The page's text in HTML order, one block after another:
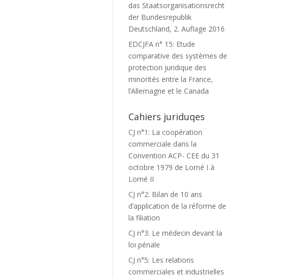
das Staatsorganisationsrecht
der Bundesrepublik
Deutschland, 2. Auflage 2016
EDCJFA n° 15: Etude
comparative des systèmes de
protection juridique des
minorités entre la France,
l’Allemagne et le Canada
Cahiers juriduqes
CJ n°1: La coopération
commerciale dans la
Convention ACP- CEE du 31
octobre 1979 de Lomé I à
Lomé II
CJ n°2: Bilan de 10 ans
d’application de la réforme de
la filiation
CJ n°3: Le médecin devant la
loi pénale
CJ n°5: Les relations
commerciales et industrielles